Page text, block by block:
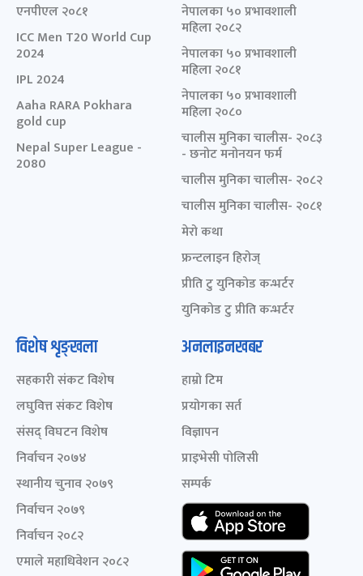
एनपीएल २०८१
ICC Men T20 World Cup
2024
IPL 2024
Aaha RARA Pokhara
gold cup
Nepal Super League -
2080
नेपालका ५० प्रभावशाली
महिला २०८२
नेपालका ५० प्रभावशाली
महिला २०८१
नेपालका ५० प्रभावशाली
महिला २०८०
चालीस मुनिका चालीस- २०८३
- छनोट मनोनयन फर्म
चालीस मुनिका चालीस- २०८२
चालीस मुनिका चालीस- २०८१
मेरो कथा
फ्रन्टलाइन हिरोज्
प्रीति टु युनिकोड कन्भर्टर
युनिकोड टु प्रीति कन्भर्टर
विशेष शृङ्खला
सहकारी संकट विशेष
लघुवित्त संकट विशेष
संसद् विघटन विशेष
निर्वाचन २०७४
स्थानीय चुनाव २०७९
निर्वाचन २०७९
निर्वाचन २०८२
एमाले महाधिवेशन २०८२
अनलाइनखबर
हाम्रो टिम
प्रयोगका सर्त
विज्ञापन
प्राइभेसी पोलिसी
सम्पर्क